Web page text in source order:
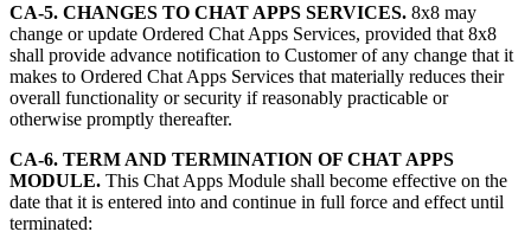
CA-5. CHANGES TO CHAT APPS SERVICES. 8x8 may
change or update Ordered Chat Apps Services, provided that 8x8
shall provide advance notification to Customer of any change that it
makes to Ordered Chat Apps Services that materially reduces their
overall functionality or security if reasonably practicable or
otherwise promptly thereafter.
CA-6. TERM AND TERMINATION OF CHAT APPS
MODULE. This Chat Apps Module shall become effective on the
date that it is entered into and continue in full force and effect until
terminated: